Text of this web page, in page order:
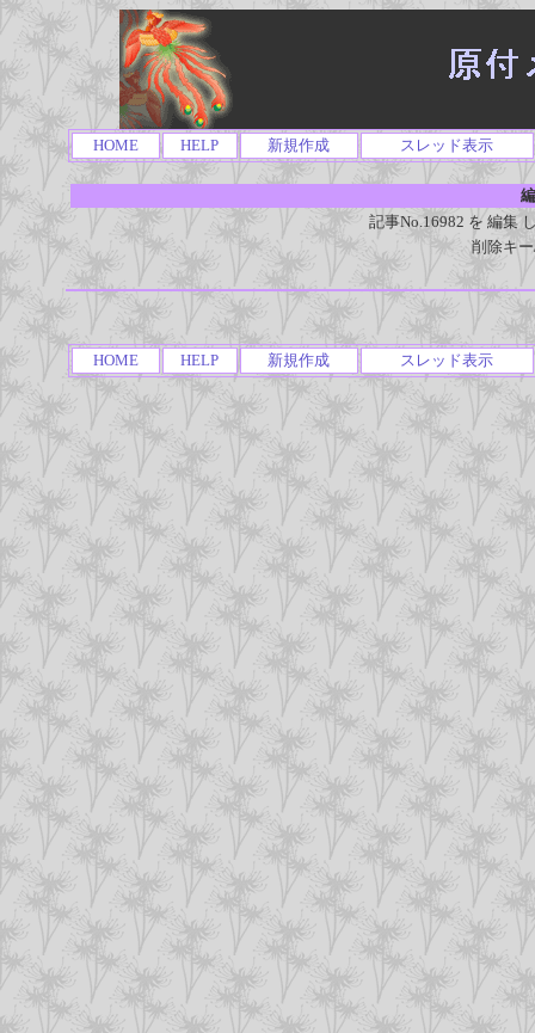
HOME HELP 新規作成 スレッド表示
記事No.16982 を 編集
削除キ
HOME HELP 新規作成 スレッド表示